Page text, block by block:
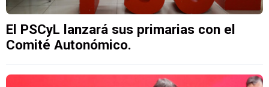
El PSCyL lanzará sus primarias con el
Comité Autonómico.